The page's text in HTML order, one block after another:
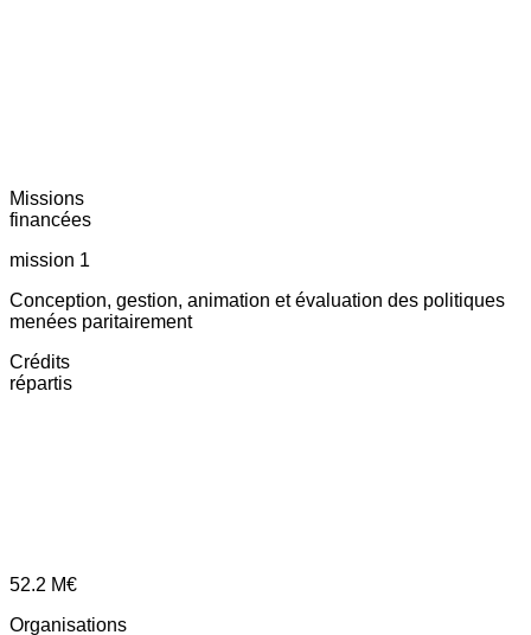
Missions
financées
mission 1
Conception, gestion, animation et évaluation des politiques
menées paritairement
Crédits
répartis
52.2 M€
Organisations